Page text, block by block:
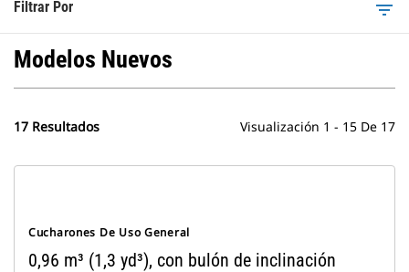
Filtrar Por filter_list
Modelos Nuevos
17 Resultados Visualización 1 - 15 De 17
Cucharones De Uso General
0,96 m³ (1,3 yd³), con bulón de inclinación